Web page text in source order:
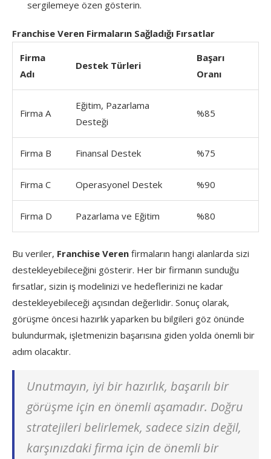
sergilemeye özen gösterin.
Franchise Veren Firmaların Sağladığı Fırsatlar
Firma
Adı
Destek Türleri
Başarı
Oranı
Firma A
Eğitim, Pazarlama
Desteği
%85
Firma B Finansal Destek %75
Firma C Operasyonel Destek %90
Firma D Pazarlama ve Eğitim %80
Bu veriler, Franchise Veren firmaların hangi alanlarda sizi
destekleyebileceğini gösterir. Her bir firmanın sunduğu
fırsatlar, sizin iş modelinizi ve hedeflerinizi ne kadar
destekleyebileceği açısından değerlidir. Sonuç olarak,
görüşme öncesi hazırlık yaparken bu bilgileri göz önünde
bulundurmak, işletmenizin başarısına giden yolda önemli bir
adım olacaktır.
Unutmayın, iyi bir hazırlık, başarılı bir
görüşme için en önemli aşamadır. Doğru
stratejileri belirlemek, sadece sizin değil,
karşınızdaki firma için de önemli bir